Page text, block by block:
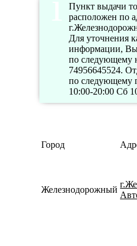
Пункт выдачи
расположен по
Для уточнения
информации, Вы
по следующему
74956645524.
по следующему
10:00-20:00 Сб
Город
Железнодорожный